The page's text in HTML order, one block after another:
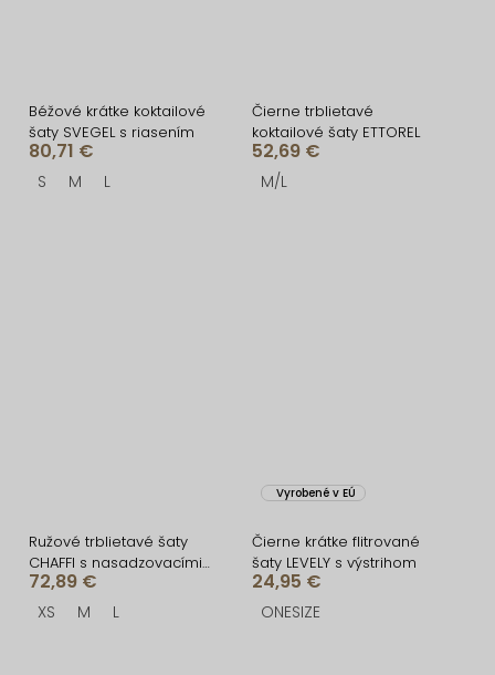
Béžové krátke koktailové
šaty SVEGEL s riasením
80,71 €
S M L
Čierne trblietavé
koktailové šaty ETTOREL
52,69 €
M/L
Ružové trblietavé šaty
CHAFFI s nasadzovacími
ramienkami
72,89 €
XS M L
Vyrobené v EÚ
Čierne krátke flitrované
šaty LEVELY s výstrihom
24,95 €
ONESIZE